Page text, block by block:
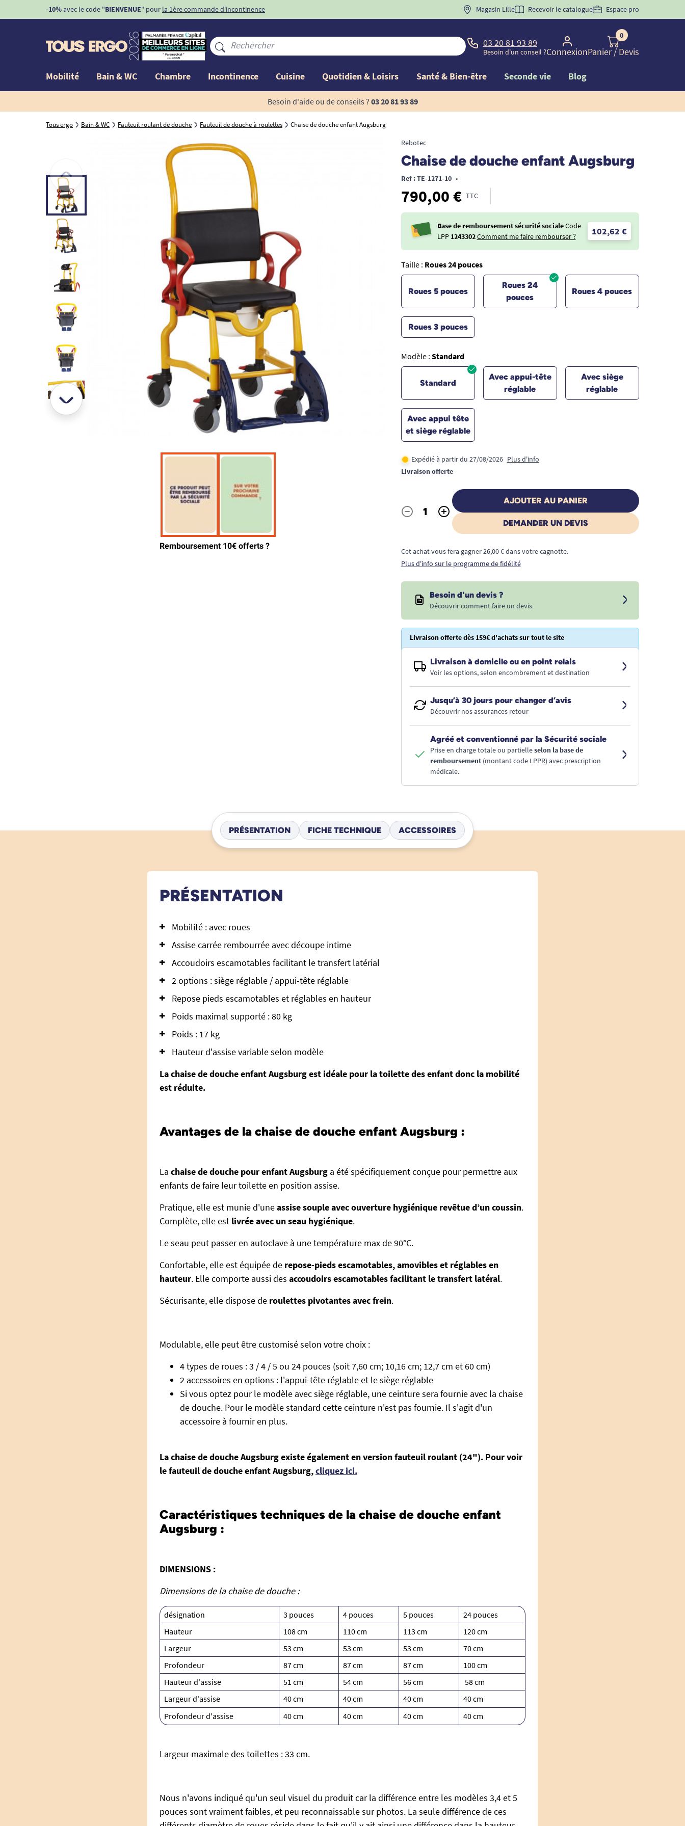
-10%avec le code "BIENVENUE" pour la 1ère commande d'incontinence Magasin Lille Recevoir le catalogue Espace pro
03 20 81 93 89
Besoin d'un conseil ?Connexion
0
Panier/ Devis
Mobilité Bain & WC Chambre Incontinence Cuisine Quotidien & Loisirs Santé & Bien-être Seconde vie Blog
Besoin d'aide ou de conseils ? 03 20 81 93 89
Tous ergo Bain & WC Fauteuil roulant de douche Fauteuil de douche à roulettes Chaise de douche enfant Augsburg
Rebotec
Chaise de douche enfant Augsburg
Ref : TE-1271-10 •
790,00 € TTC
Base de remboursement sécurité socialeCode
LPP 1243302Comment me faire rembourser ? 102,62 €
Taille : Roues 24 pouces
Roues 5 pouces
Roues 24
pouces
Roues 4 pouces
Roues 3 pouces
Modèle : Standard
Standard
Avec appui-tête
réglable
Avec siège
réglable
Avec appui tête
et siège réglable
Expédié à partir du 27/08/2026 Plus d'info
Livraison offerte
Quantité
- +
AJOUTER AU PANIER
DEMANDER UN DEVIS
Cet achat vous fera gagner 26,00 € dans votre cagnotte.
Plus d'info sur le programme de fidélité
Besoin d'un devis ?
Découvrir comment faire un devis
Livraison offerte dès 159€ d'achats sur tout le site
Livraison à domicile ou en point relais
Voir les options, selon encombrement et destination
Jusqu’à 30 jours pour changer d’avis
Découvrir nos assurances retour
Agréé et conventionné par la Sécurité sociale
Prise en charge totale ou partielleselon la base de
remboursement (montant code LPPR) avec prescription
médicale.
PRÉSENTATION FICHE TECHNIQUE ACCESSOIRES
PRÉSENTATION
Mobilité : avec roues
Assise carrée rembourrée avec découpe intime
Accoudoirs escamotables facilitant le transfert latérial
2 options : siège réglable / appui-tête réglable
Repose pieds escamotables et réglables en hauteur
Poids maximal supporté : 80 kg
Poids : 17 kg
Hauteur d'assise variable selon modèle
La chaise de douche enfant Augsburg est idéale pour la toilette des enfant donc la mobilité
est réduite.
Avantages de la chaise de douche enfant Augsburg :
La chaise de douche pour enfant Augsburg a été spécifiquement conçue pour permettre aux
enfants de faire leur toilette en position assise.
Pratique, elle est munie d'uneassise souple avec ouverture hygiénique revêtue d’un coussin.
Complète, elle est livrée avec un seau hygiénique.
Le seau peut passer en autoclave à une température max de 90°C.
Confortable, elle est équipée de repose-pieds escamotables, amovibles et réglables en
hauteur. Elle comporte aussi des accoudoirs escamotables facilitant le transfert latéral.
Sécurisante, elle dispose de roulettes pivotantes avec frein.
Modulable, elle peut être customisé selon votre choix :
4 types de roues : 3 / 4 / 5 ou 24 pouces (soit 7,60 cm; 10,16 cm; 12,7 cm et 60 cm)
2 accessoires en options : l'appui-tête réglable et le siège réglable
Si vous optez pour le modèle avec siège réglable, une ceinture sera fournie avec la chaise
de douche. Pour le modèle standard cette ceinture n'est pas fournie. Il s'agit d'un
accessoire à fournir en plus.
La chaise de douche Augsburg existe également en version fauteuil roulant (24"). Pour voir
le fauteuil de douche enfant Augsburg,cliquez ici.
Caractéristiques techniques de la chaise de douche enfant
Augsburg :
DIMENSIONS :
Dimensions de la chaise de douche :
désignation 3 pouces 4 pouces 5 pouces
24 pouces
Hauteur
108 cm 110 cm 113 cm
120 cm
Largeur
53 cm 53 cm 53 cm
70 cm
Profondeur
87 cm 87 cm 87 cm
100 cm
Hauteur d'assise
51 cm 54 cm 56 cm
58 cm
Largeur d'assise
40 cm 40 cm 40 cm
40 cm
Profondeur d'assise
40 cm 40 cm 40 cm 40 cm
Largeur maximale des toilettes : 33 cm.
Nous n'avons indiqué qu'un seul visuel du produit car la différence entre les modèles 3,4 et 5
pouces sont vraiment faibles, et peu reconnaissable sur photos. La seule différence de ces